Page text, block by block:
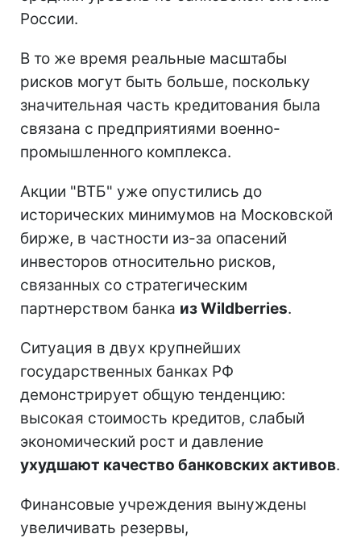
России.
В то же время реальные масштабы
рисков могут быть больше, поскольку
значительная часть кредитования была
связана с предприятиями военно-
промышленного комплекса.
Акции "ВТБ" уже опустились до
исторических минимумов на Московской
бирже, в частности из-за опасений
инвесторов относительно рисков,
связанных со стратегическим
партнерством банка из Wildberries.
Ситуация в двух крупнейших
государственных банках РФ
демонстрирует общую тенденцию:
высокая стоимость кредитов, слабый
экономический рост и давление
ухудшают качество банковских активов.
Финансовые учреждения вынуждены
увеличивать резервы,